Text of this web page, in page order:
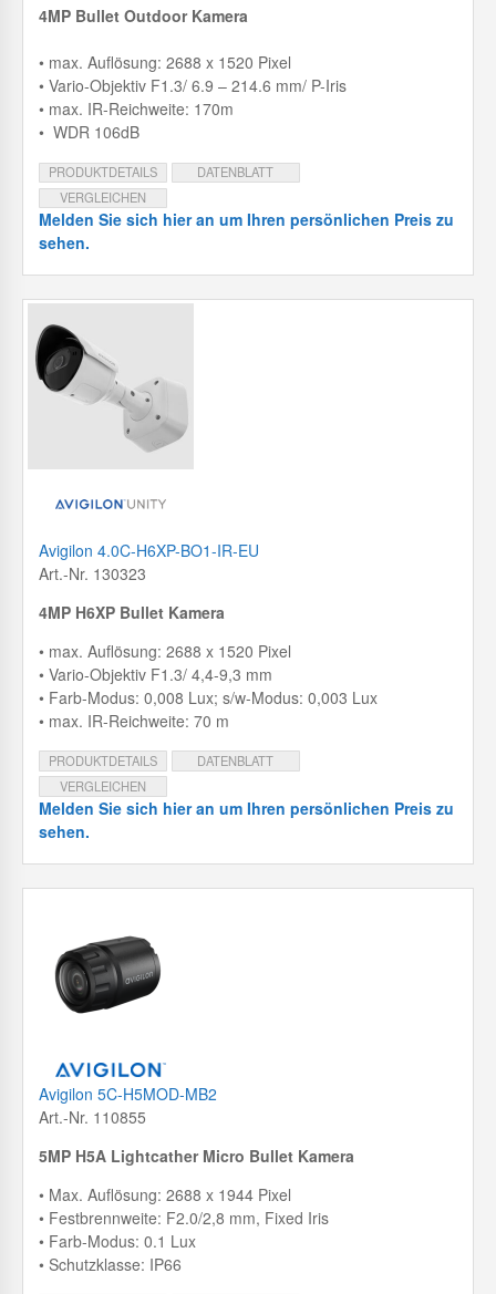
4MP Bullet Outdoor Kamera
• max. Auflösung: 2688 x 1520 Pixel
• Vario-Objektiv F1.3/ 6.9 – 214.6 mm/ P-Iris
• max. IR-Reichweite: 170m
• WDR 106dB
PRODUKTDETAILS
DATENBLATT
VERGLEICHEN
Melden Sie sich hier an um Ihren persönlichen Preis zu
sehen.
Avigilon 4.0C-H6XP-BO1-IR-EU
Art.-Nr. 130323
4MP H6XP Bullet Kamera
• max. Auflösung: 2688 x 1520 Pixel
• Vario-Objektiv F1.3/ 4,4-9,3 mm
• Farb-Modus: 0,008 Lux; s/w-Modus: 0,003 Lux
• max. IR-Reichweite: 70 m
PRODUKTDETAILS
DATENBLATT
VERGLEICHEN
Melden Sie sich hier an um Ihren persönlichen Preis zu
sehen.
Avigilon 5C-H5MOD-MB2
Art.-Nr. 110855
5MP H5A Lightcather Micro Bullet Kamera
• Max. Auflösung: 2688 x 1944 Pixel
• Festbrennweite: F2.0/2,8 mm, Fixed Iris
• Farb-Modus: 0.1 Lux
• Schutzklasse: IP66